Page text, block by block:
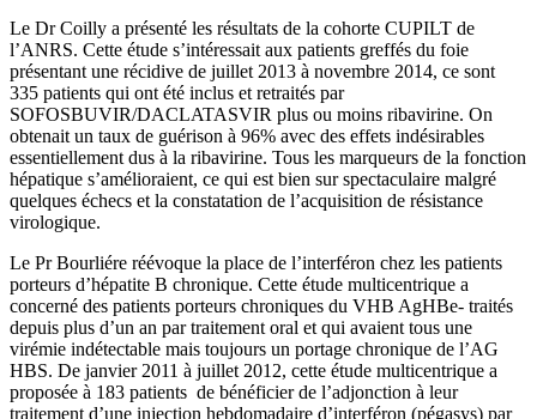
Le Dr Coilly a présenté les résultats de la cohorte CUPILT de
l’ANRS. Cette étude s’intéressait aux patients greffés du foie
présentant une récidive de juillet 2013 à novembre 2014, ce sont
335 patients qui ont été inclus et retraités par
SOFOSBUVIR/DACLATASVIR plus ou moins ribavirine. On
obtenait un taux de guérison à 96% avec des effets indésirables
essentiellement dus à la ribavirine. Tous les marqueurs de la fonction
hépatique s’amélioraient, ce qui est bien sur spectaculaire malgré
quelques échecs et la constatation de l’acquisition de résistance
virologique.
Le Pr Bourliére réévoque la place de l’interféron chez les patients
porteurs d’hépatite B chronique. Cette étude multicentrique a
concerné des patients porteurs chroniques du VHB AgHBe- traités
depuis plus d’un an par traitement oral et qui avaient tous une
virémie indétectable mais toujours un portage chronique de l’AG
HBS. De janvier 2011 à juillet 2012, cette étude multicentrique a
proposée à 183 patients de bénéficier de l’adjonction à leur
traitement d’une injection hebdomadaire d’interféron (pégasys) par